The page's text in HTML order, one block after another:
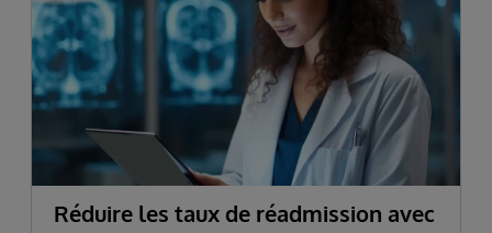
Réduire les taux de réadmission avec